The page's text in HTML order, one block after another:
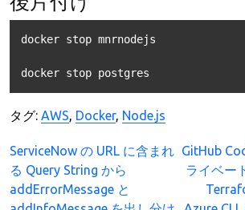
docker stop mnrnodejs
docker stop postgres
タグ: AWS, Docker, Node.js
投
稿
ナ
ServiceNow の URL に含まれ
る Query String から
addErrorMessage と
GitHub
ライベー